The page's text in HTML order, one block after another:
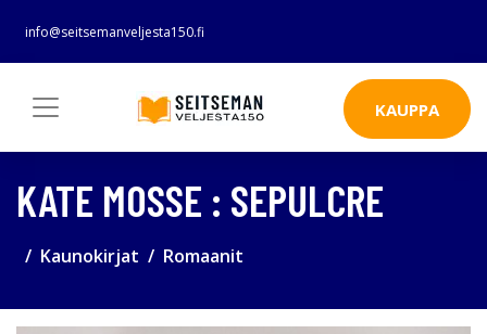
info@seitsemanveljesta150.fi
KAUPPA
KATE MOSSE : SEPULCRE
Kaunokirjat Romaanit